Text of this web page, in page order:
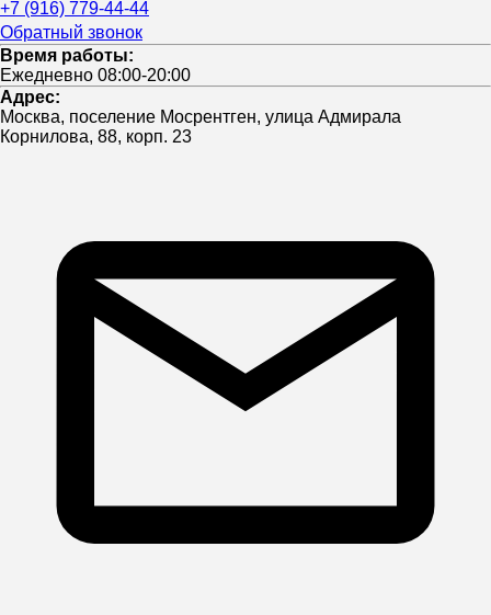
+7 (916) 779-44-44
Обратный звонок
Время работы:
Ежедневно 08:00-20:00
Адрес:
Москва, поселение Мосрентген, улица Адмирала
Корнилова, 88, корп. 23